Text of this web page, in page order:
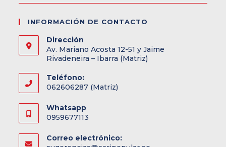
INFORMACIÓN DE CONTACTO
Dirección
Av. Mariano Acosta 12-51 y Jaime
Rivadeneira – Ibarra (Matriz)
Teléfono:
062606287 (Matriz)
Whatsapp
0959677113
Correo electrónico: